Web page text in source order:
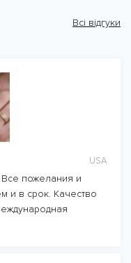
Всі відгуки
USA
пожелания и
и в срок. Качество